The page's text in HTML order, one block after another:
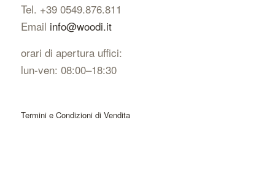
Tel. +39 0549.876.811
Email info@woodi.it
orari di apertura uffici:
lun-ven: 08:00–18:30
Termini e Condizioni di Vendita